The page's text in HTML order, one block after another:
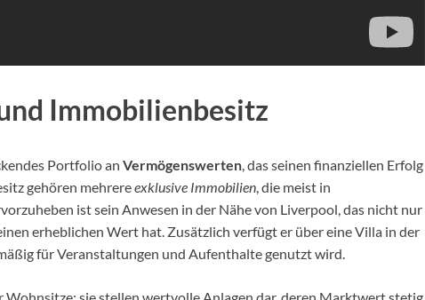
Immobilienbesitz
Portfolio an Vermögenswerten, das seinen finanziellen Erfolg
gehören mehrereexklusive Immobilien, die meist in
ist sein Anwesen in der Nähe von Liverpool, das nicht nur
erheblichen Wert hat. Zusätzlich verfügt er über eine Villa in der
für Veranstaltungen und Aufenthalte genutzt wird.